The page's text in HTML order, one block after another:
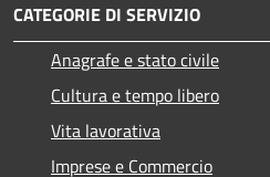
CATEGORIE DI SERVIZIO
Anagrafe e stato civile
Cultura e tempo libero
Vita lavorativa
Imprese e Commercio